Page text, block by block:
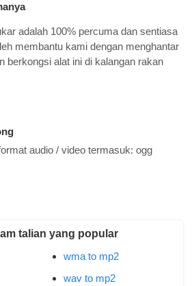
adalah 100% percuma dan sentiasa
membantu kami dengan menghantar
berkongsi alat ini di kalangan rakan
audio / video termasuk: ogg
talian yang popular
wma to mp2
wav to mp2